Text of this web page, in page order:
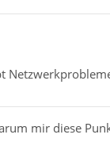
mir diese